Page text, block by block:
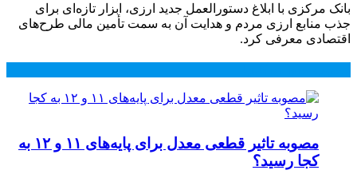
بانک مرکزی با ابلاغ دستورالعمل جدید ارزی، ابزار تازه‌ای برای
جذب منابع ارزی مردم و هدایت آن به سمت تأمین مالی طرح‌های
اقتصادی معرفی کرد.
مصوبه تاثیر قطعی معدل برای پایه‌های ۱۱ و ۱۲ به
کجا رسید؟